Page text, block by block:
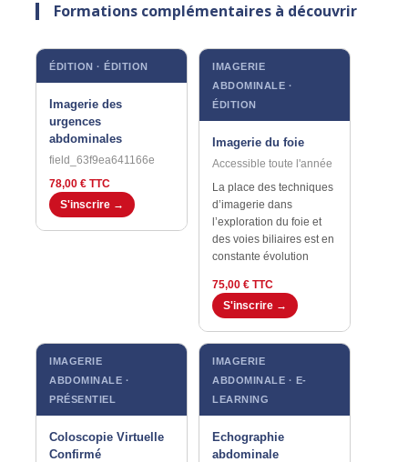
Formations complémentaires à découvrir
ÉDITION · ÉDITION
Imagerie des
urgences
abdominales
field_63f9ea641166e
78,00 € TTC
S'inscrire →
IMAGERIE
ABDOMINALE ·
ÉDITION
Imagerie du foie
Accessible toute l'année
La place des techniques
d’imagerie dans
l’exploration du foie et
des voies biliaires est en
constante évolution
75,00 € TTC
S'inscrire →
IMAGERIE
ABDOMINALE ·
PRÉSENTIEL
Coloscopie Virtuelle
Confirmé
IMAGERIE
ABDOMINALE · E-
LEARNING
Echographie
abdominale